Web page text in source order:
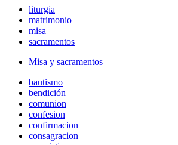
liturgia
matrimonio
misa
sacramentos
Misa y sacramentos
bautismo
bendición
comunion
confesion
confirmacion
consagracion